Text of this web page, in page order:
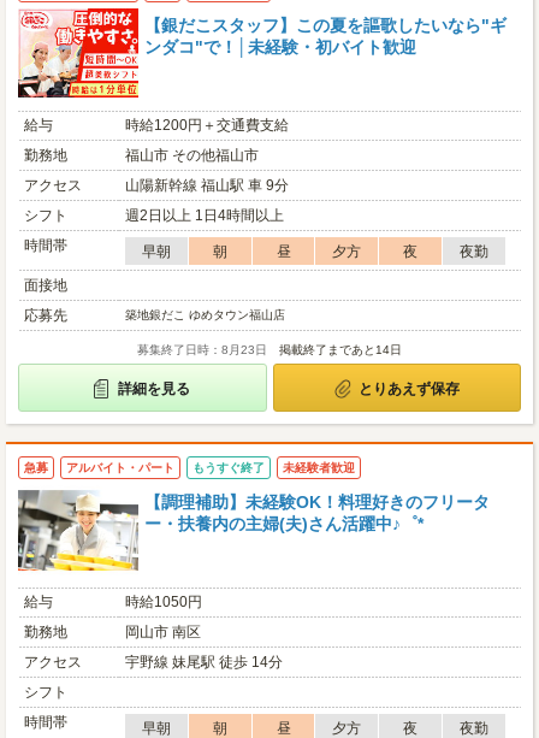
【銀だこスタッフ】この夏を謳歌したいなら"ギ
ンダコ"で！│未経験・初バイト歓迎
給与
時給1200円＋交通費支給
勤務地
福山市 その他福山市
アクセス
山陽新幹線 福山駅 車 9分
シフト
週2日以上 1日4時間以上
時間帯
早朝 朝 昼 夕方 夜
夜勤
面接地
応募先
築地銀だこ ゆめタウン福山店
募集終了日時：8月23日 掲載終了まであと14日
詳細を見る とりあえず保存
急募 アルバイト・パート もうすぐ終了 未経験者歓迎
【調理補助】未経験OK！料理好きのフリータ
ー・扶養内の主婦(夫)さん活躍中♪゜*
給与
時給1050円
勤務地
岡山市 南区
アクセス
宇野線 妹尾駅 徒歩 14分
シフト
時間帯
早朝 朝 昼 夕方 夜
夜勤